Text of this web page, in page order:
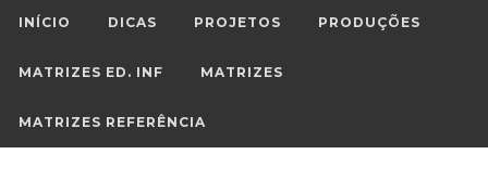
INÍCIO DICAS PROJETOS PRODUÇÕES
MATRIZES ED. INF MATRIZES
MATRIZES REFERÊNCIA